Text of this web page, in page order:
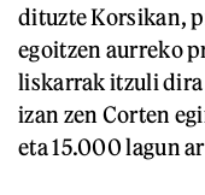
dituzte Korsikan,
egoitzen aurreko
liskarrak itzuli
izan zen Corten
eta 15.000 lagun